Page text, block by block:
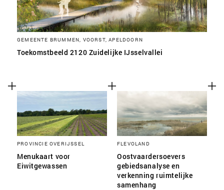
GEMEENTE BRUMMEN, VOORST, APELDOORN
Toekomstbeeld 2120 Zuidelijke IJsselvallei
PROVINCIE OVERIJSSEL
Menukaart voor
Eiwitgewassen
FLEVOLAND
Oostvaardersoevers
gebiedsanalyse en
verkenning ruimtelijke
samenhang